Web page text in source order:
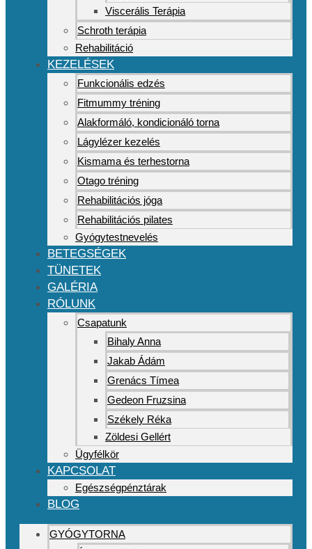
Viscerális Terápia
Schroth terápia
Rehabilitáció
KEZELÉSEK
Funkcionális edzés
Fitmummy tréning
Alakformáló, kondicionáló torna
Lágylézer kezelés
Kismama és terhestorna
Otago tréning
Rehabilitációs jóga
Rehabilitációs pilates
Gyógytestnevelés
BETEGSÉGEK
TÜNETEK
GALÉRIA
RÓLUNK
Csapatunk
Bihaly Anna
Jakab Ádám
Grenács Tímea
Gedeon Fruzsina
Székely Réka
Zöldesi Gellért
Ügyfélkör
KAPCSOLAT
Egészségpénztárak
BLOG
GYÓGYTORNA